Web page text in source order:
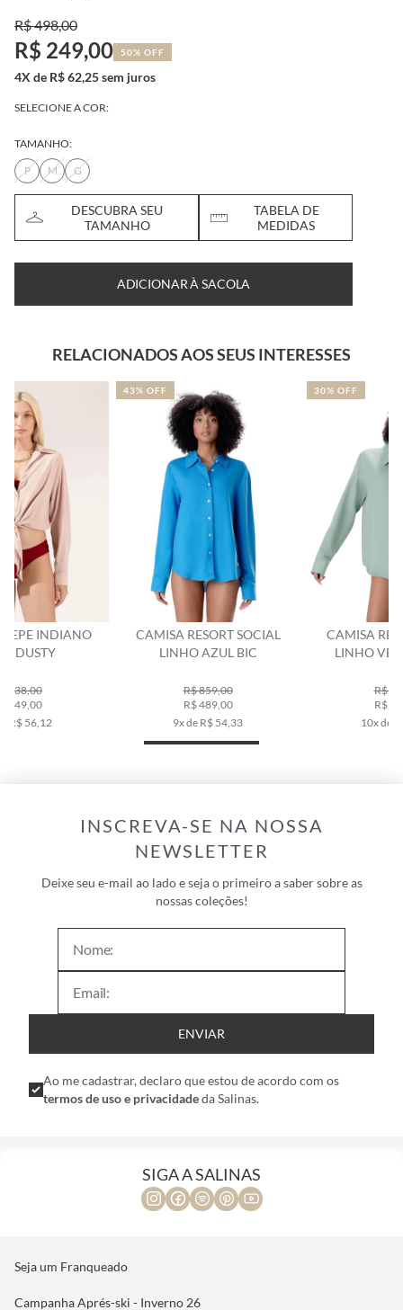
R$ 498,00
R$ 249,00 50% OFF
4X de R$ 62,25 sem juros
SELECIONE A COR:
TAMANHO:
P
M G
DESCUBRA SEU
TAMANHO
TABELA DE
MEDIDAS
ADICIONAR À SACOLA
RELACIONADOS AOS SEUS INTERESSES
CAMISA RESORT SOCIAL
43% OFF
CAMISA RESORT SOCIAL
LINHO VERDE CLARO
30% OFF
INSCREVA-SE NA NOSSA
NEWSLETTER
Deixe seu e-mail ao lado e seja o primeiro a saber sobre as
nossas coleções!
ENVIAR
Ao me cadastrar, declaro que estou de acordo com os
termos de uso e privacidadeda Salinas.
SIGA A SALINAS
Seja um Franqueado
Campanha Aprés-ski - Inverno 26